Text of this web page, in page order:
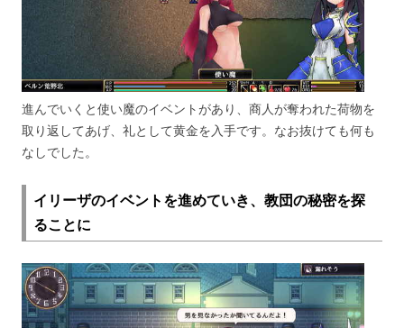
進んでいくと使い魔のイベントがあり、商人が奪われた荷物を
取り返してあげ、礼として黄金を入手です。なお抜けても何も
なしでした。
イリーザのイベントを進めていき、教団の秘密を探
ることに